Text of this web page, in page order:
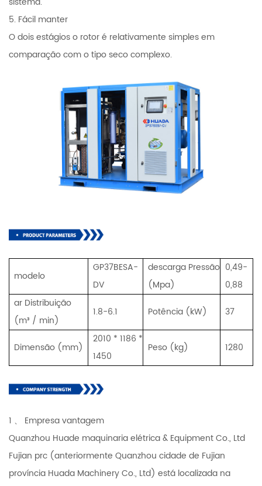
5. Fácil manter
O dois estágios o rotor é relativamente simples em
comparação com o tipo seco complexo.
modelo
GP37BESA-
DV
descarga Pressão
(Mpa)
0,49-
0,88
ar Distribuição
(m³ / min)
1.8-6.1 Potência (kW) 37
Dimensão (mm)
2010 * 1186 *
1450
Peso (kg) 1280
1 、 Empresa vantagem
Quanzhou Huade maquinaria elétrica & Equipment Co., Ltd
Fujian prc (anteriormente Quanzhou cidade de Fujian
província Huada Machinery Co., Ltd) está localizada na